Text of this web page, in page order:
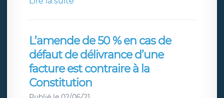
L’amende de 50 % en cas de
défaut de délivrance d’une
facture est contraire à la
Constitution